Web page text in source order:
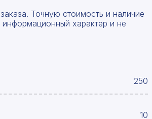
Точную стоимость и наличие
характер и не
250
10